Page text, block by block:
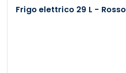
Frigo elettrico 29 L - Rosso